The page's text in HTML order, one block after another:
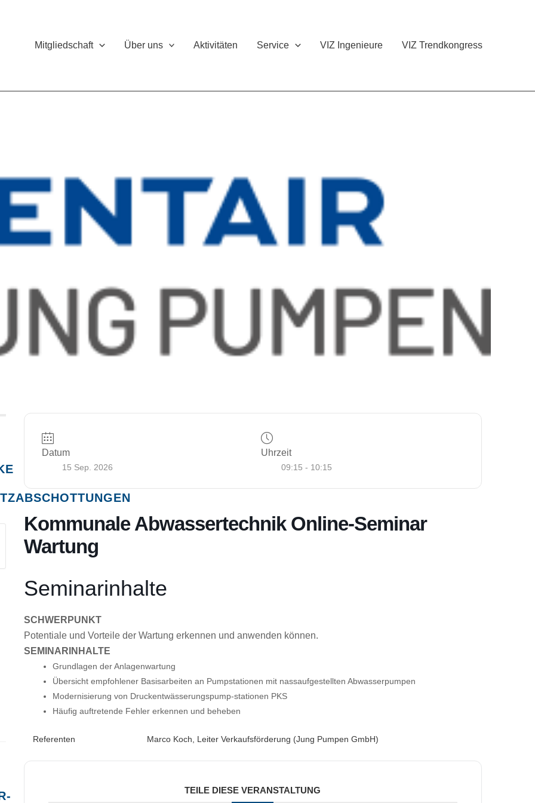
Mitgliedschaft Über uns Aktivitäten Service VIZ Ingenieure VIZ Trendkongress
Datum
15 Sep. 2026
Uhrzeit
09:15 - 10:15
Kommunale Abwassertechnik Online-Seminar
Wartung
Seminarinhalte
SCHWERPUNKT
Potentiale und Vorteile der Wartung erkennen und anwenden können.
SEMINARINHALTE
Grundlagen der Anlagenwartung
Übersicht empfohlener Basisarbeiten an Pumpstationen mit nassaufgestellten Abwasserpumpen
Modernisierung von Druckentwässerungspump-stationen PKS
Häufig auftretende Fehler erkennen und beheben
Referenten Marco Koch, Leiter Verkaufsförderung (Jung Pumpen GmbH)
TEILE DIESE VERANSTALTUNG